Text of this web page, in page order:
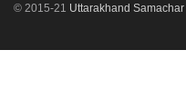
© 2015-21 Uttarakhand Samachar